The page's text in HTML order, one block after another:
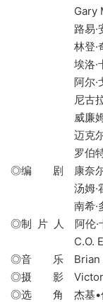
Gary
路易·安德
林登·奇尔
埃洛·卡萨多
阿尔·戈麦
尼古拉斯·格
威廉姆马奎
迈克尔·墨
罗伯特·多
◎编 剧 康奈尔·
汤姆·霍兰
南希·多德 /
◎制 片 人 阿伦·
C.O.
◎音 乐 Brian
◎摄 影 Victor J.
◎选 角 杰基•伯